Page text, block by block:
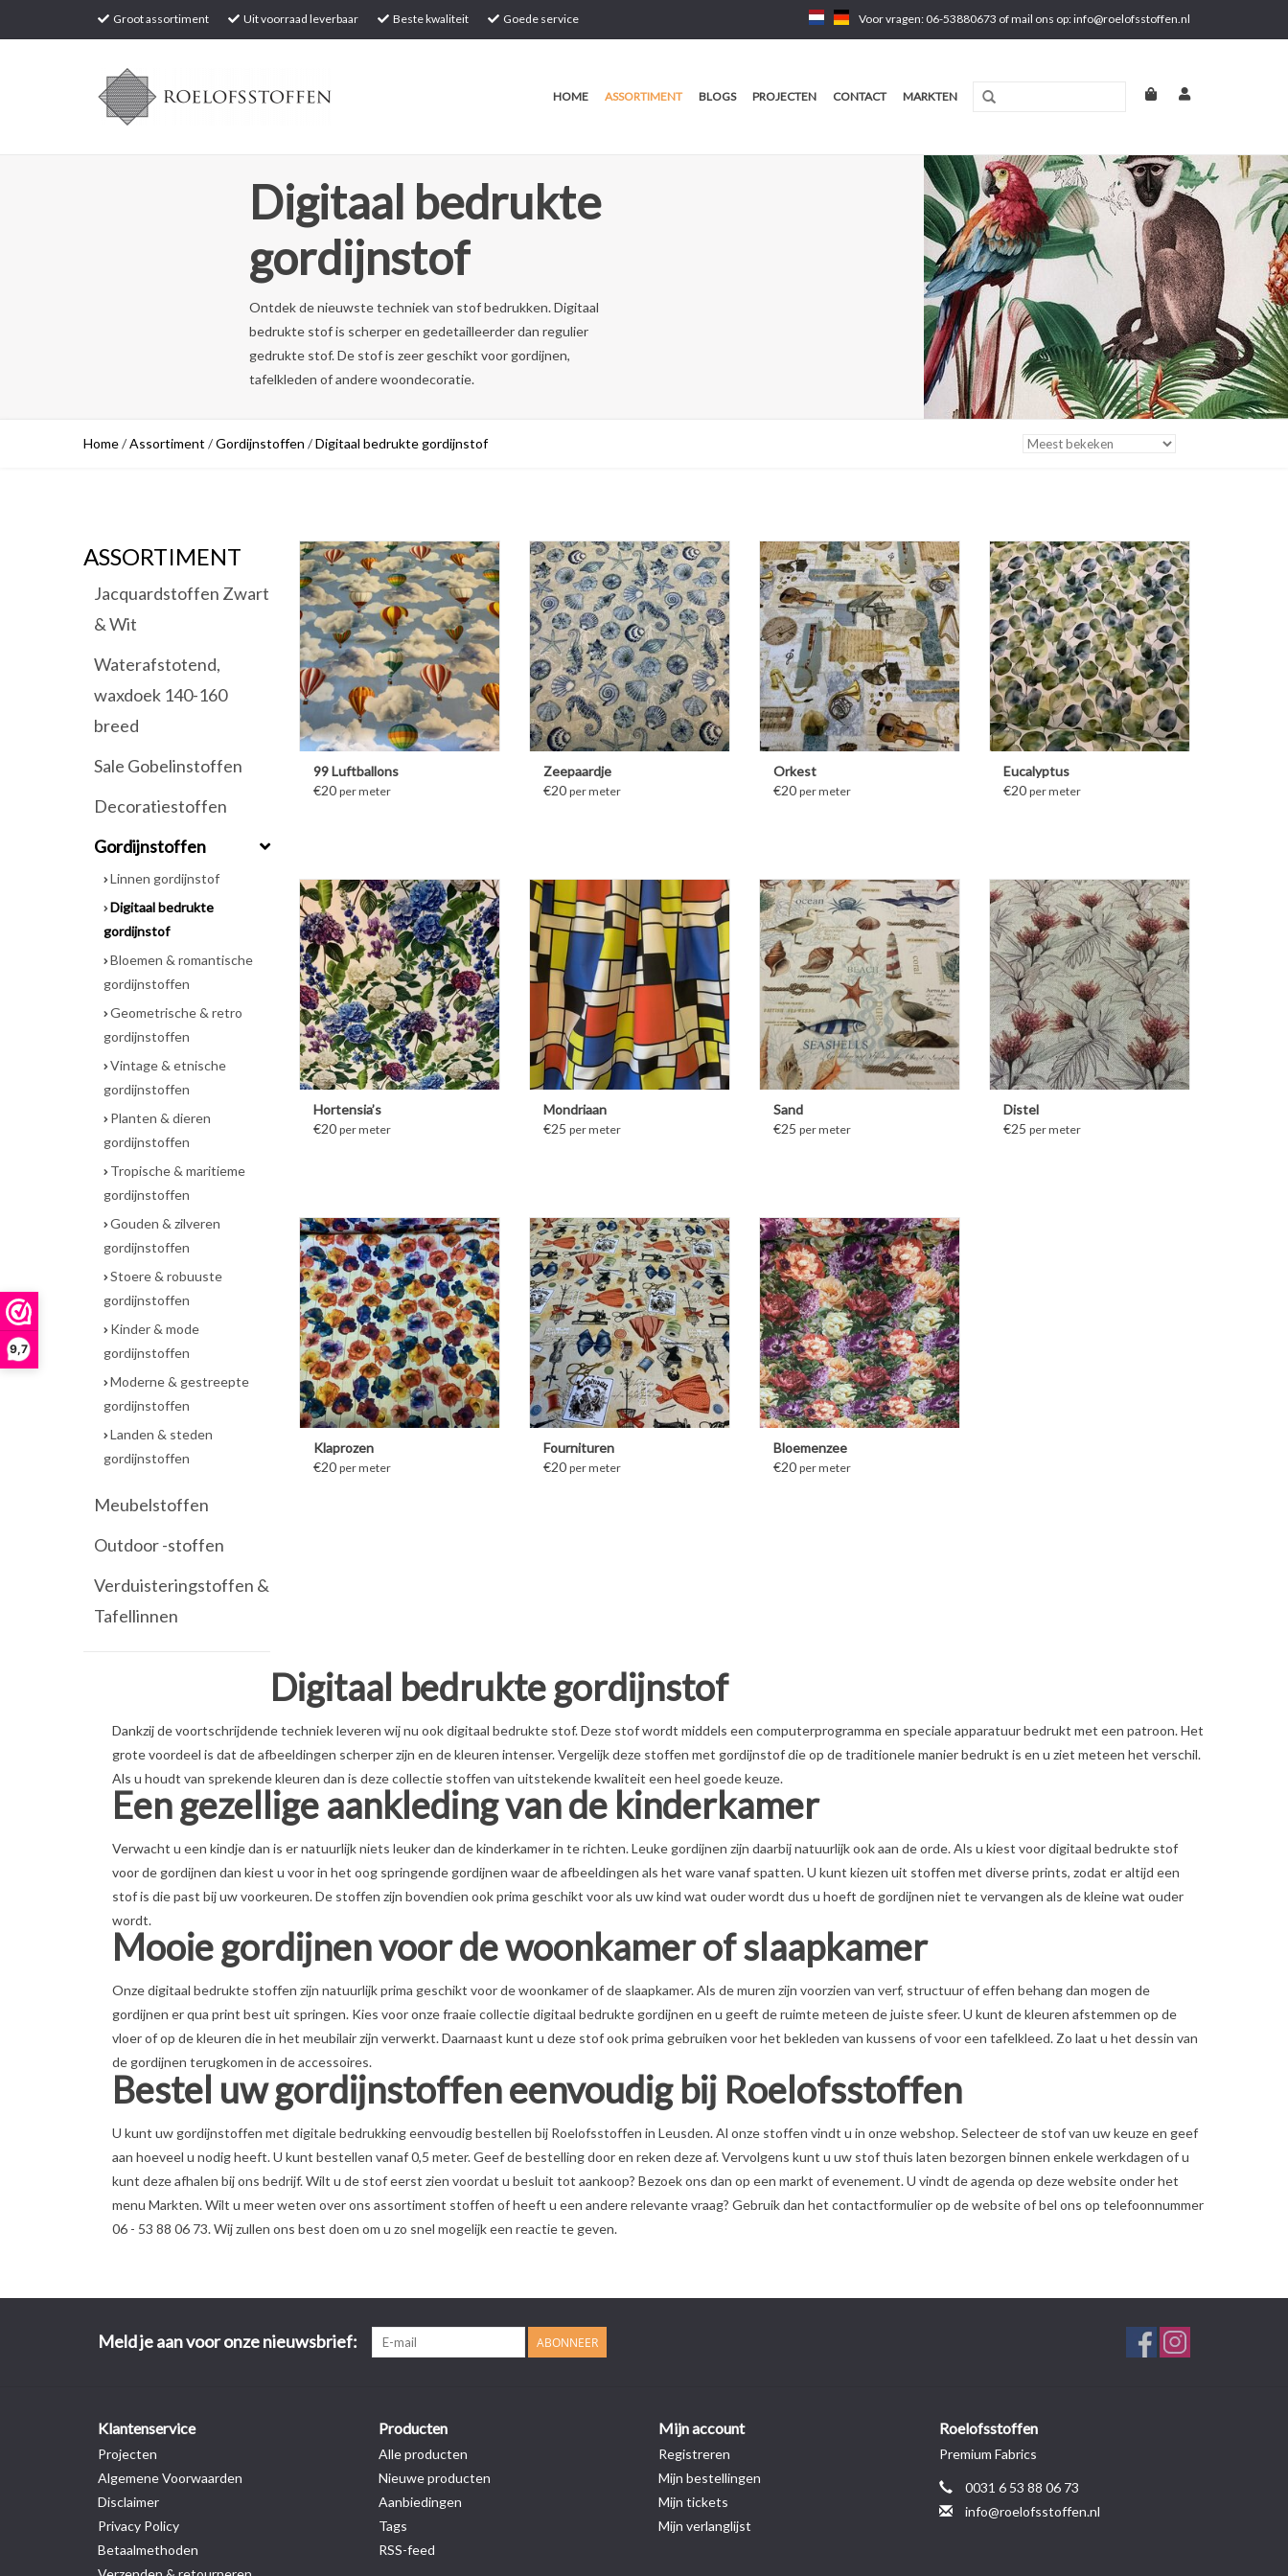
9,7
Groot assortiment Uit voorraad leverbaar Beste kwaliteit Goede service Voor vragen: 06-53880673 of mail ons op:info@roelofsstoffen.nl
HOME ASSORTIMENT BLOGS PROJECTEN CONTACT MARKTEN
Digitaal bedrukte
gordijnstof
Ontdek de nieuwste techniek van stof bedrukken. Digitaal
bedrukte stof is scherper en gedetailleerder dan regulier
gedrukte stof. De stof is zeer geschikt voor gordijnen,
tafelkleden of andere woondecoratie.
Home/Assortiment /Gordijnstoffen /Digitaal bedrukte gordijnstof
ASSORTIMENT
Jacquardstoffen Zwart
& Wit
Waterafstotend,
waxdoek 140-160
breed
Sale Gobelinstoffen
Decoratiestoffen
Gordijnstoffen
Linnen gordijnstof
Digitaal bedrukte
gordijnstof
Bloemen & romantische
gordijnstoffen
Geometrische & retro
gordijnstoffen
Vintage & etnische
gordijnstoffen
Planten & dieren
gordijnstoffen
Tropische & maritieme
gordijnstoffen
Gouden & zilveren
gordijnstoffen
Stoere & robuuste
gordijnstoffen
Kinder & mode
gordijnstoffen
Moderne & gestreepte
gordijnstoffen
Landen & steden
gordijnstoffen
Meubelstoffen
Outdoor -stoffen
Verduisteringstoffen &
Tafellinnen
MEER INFORMATIE
99 Luftballons
€20 per meter
MEER INFORMATIE
Zeepaardje
€20 per meter
MEER INFORMATIE
Orkest
€20 per meter
MEER INFORMATIE
Eucalyptus
€20 per meter
MEER INFORMATIE
Hortensia’s
€20 per meter
MEER INFORMATIE
Mondriaan
€25 per meter
MEER INFORMATIE
Sand
€25 per meter
MEER INFORMATIE
Distel
€25 per meter
MEER INFORMATIE
Klaprozen
€20 per meter
MEER INFORMATIE
Fournituren
€20 per meter
MEER INFORMATIE
Bloemenzee
€20 per meter
Digitaal bedrukte gordijnstof
Dankzij de voortschrijdende techniek leveren wij nu ook digitaal bedrukte stof. Deze stof wordt middels een computerprogramma en speciale apparatuur bedrukt met een patroon. Het
grote voordeel is dat de afbeeldingen scherper zijn en de kleuren intenser. Vergelijk deze stoffen met gordijnstof die op de traditionele manier bedrukt is en u ziet meteen het verschil.
Als u houdt van sprekende kleuren dan is deze collectie stoffen van uitstekende kwaliteit een heel goede keuze.
Een gezellige aankleding van de kinderkamer
Verwacht u een kindje dan is er natuurlijk niets leuker dan de kinderkamer in te richten. Leuke gordijnen zijn daarbij natuurlijk ook aan de orde. Als u kiest voor digitaal bedrukte stof
voor de gordijnen dan kiest u voor in het oog springende gordijnen waar de afbeeldingen als het ware vanaf spatten. U kunt kiezen uit stoffen met diverse prints, zodat er altijd een
stof is die past bij uw voorkeuren. De stoffen zijn bovendien ook prima geschikt voor als uw kind wat ouder wordt dus u hoeft de gordijnen niet te vervangen als de kleine wat ouder
wordt.
Mooie gordijnen voor de woonkamer of slaapkamer
Onze digitaal bedrukte stoffen zijn natuurlijk prima geschikt voor de woonkamer of de slaapkamer. Als de muren zijn voorzien van verf, structuur of effen behang dan mogen de
gordijnen er qua print best uit springen. Kies voor onze fraaie collectie digitaal bedrukte gordijnen en u geeft de ruimte meteen de juiste sfeer. U kunt de kleuren afstemmen op de
vloer of op de kleuren die in het meubilair zijn verwerkt. Daarnaast kunt u deze stof ook prima gebruiken voor het bekleden van kussens of voor een tafelkleed. Zo laat u het dessin van
de gordijnen terugkomen in de accessoires.
Bestel uw gordijnstoffen eenvoudig bij Roelofsstoffen
U kunt uw gordijnstoffen met digitale bedrukking eenvoudig bestellen bij Roelofsstoffen in Leusden. Al onze stoffen vindt u in onze webshop. Selecteer de stof van uw keuze en geef
aan hoeveel u nodig heeft. U kunt bestellen vanaf 0,5 meter. Geef de bestelling door en reken deze af. Vervolgens kunt u uw stof thuis laten bezorgen binnen enkele werkdagen of u
kunt deze afhalen bij ons bedrijf. Wilt u de stof eerst zien voordat u besluit tot aankoop? Bezoek ons dan op een markt of evenement. U vindt de agenda op deze website onder het
menu Markten. Wilt u meer weten over ons assortiment stoffen of heeft u een andere relevante vraag? Gebruik dan het contactformulier op de website of bel ons op telefoonnummer
06 - 53 88 06 73. Wij zullen ons best doen om u zo snel mogelijk een reactie te geven.
Meld je aan voor onze nieuwsbrief: ABONNEER
Klantenservice
Projecten
Algemene Voorwaarden
Disclaimer
Privacy Policy
Betaalmethoden
Producten
Alle producten
Nieuwe producten
Aanbiedingen
Tags
RSS-feed
Mijn account
Registreren
Mijn bestellingen
Mijn tickets
Mijn verlanglijst
Roelofsstoffen
Premium Fabrics
0031 6 53 88 06 73
info@roelofsstoffen.nl